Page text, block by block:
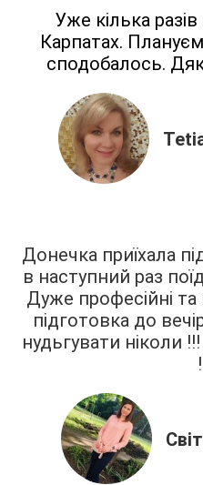
Уже кілька
Карпатах.
сподобалось.
Донечка приїхала
в наступний раз
Дуже професійні та
підготовка до
нудьгувати ніколи